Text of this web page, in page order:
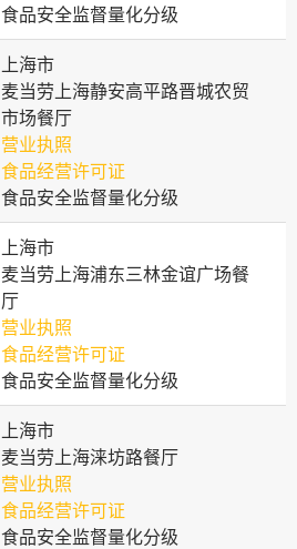
食品安全监督量化分级
上海市
麦当劳上海静安高平路晋城农贸
市场餐厅
营业执照
食品经营许可证
食品安全监督量化分级
上海市
麦当劳上海浦东三林金谊广场餐
厅
营业执照
食品经营许可证
食品安全监督量化分级
上海市
麦当劳上海涞坊路餐厅
营业执照
食品经营许可证
食品安全监督量化分级